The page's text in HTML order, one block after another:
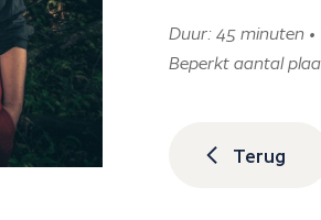
Duur: 45 minuten
Beperkt aantal
Terug